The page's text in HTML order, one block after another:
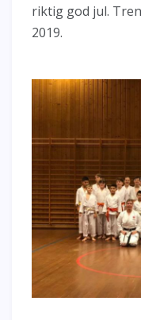
riktig god jul.
2019.